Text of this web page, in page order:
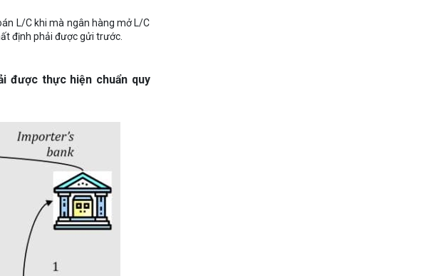
L/C khi mà ngân hàng mở L/C
định phải được gửi trước.
được thực hiện chuẩn quy